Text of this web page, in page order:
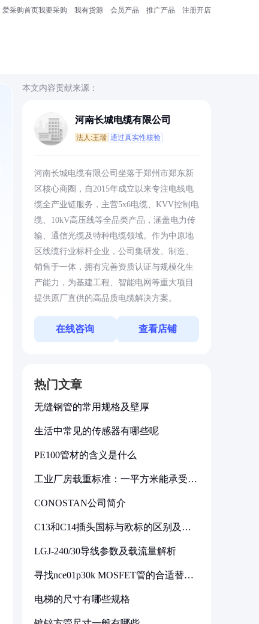
爱采购首页我要采购 我有货源 会员产品 推广产品 注册开店
本文内容贡献来源：
河南长城电缆有限公司
法人:王瑞 通过真实性核验
河南长城电缆有限公司坐落于郑州市郑东新
区核心商圈，自2015年成立以来专注电线电
缆全产业链服务，主营5x6电缆、KVV控制电
缆、10kV高压线等全品类产品，涵盖电力传
输、通信光缆及特种电缆领域。作为中原地
区线缆行业标杆企业，公司集研发、制造、
销售于一体，拥有完善资质认证与规模化生
产能力，为基建工程、智能电网等重大项目
提供原厂直供的高品质电缆解决方案。
在线咨询 查看店铺
热门文章
无缝钢管的常用规格及壁厚
生活中常见的传感器有哪些呢
PE100管材的含义是什么
工业厂房载重标准：一平方米能承受多
CONOSTAN公司简介
C13和C14插头国标与欧标的区别及其
LGJ-240/30导线参数及载流量解析
寻找nce01p30k MOSFET管的合适替代
电梯的尺寸有哪些规格